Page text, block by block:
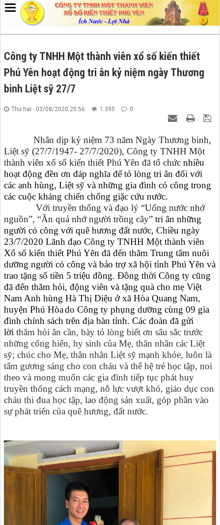
Công ty TNHH Một thành viên xổ số kiến thiết
Phú Yên hoạt động tri ân kỷ niệm ngày Thương
binh Liệt sỹ 27/7
Thứ hai - 03/08/2020 20:56 1.395 0
Nhân dịp kỷ niệm 73 năm Ngày Thương binh,
Liệt sỹ (27/7/1947- 27/7/2020), Công ty TNHH Một
thành viên xổ số kiến thiết Phú Yên đã tổ chức nhiều
hoạt động đền ơn đáp nghĩa để tỏ lòng tri ân đối với
các anh hùng, Liệt sỹ và những gia đình có công trong
các cuộc kháng chiến chống giặc cứu nước.
Với truyền thống và đạo lý “Uống nước nhớ
nguồn”, “Ăn quả nhớ người trồng cây” tri ân những
người có công với quê hương đất nước, Chiều ngày
23/7/2020 Lãnh đạo Công ty TNHH Một thành viên
Xổ số kiến thiết Phú Yên đã đến thăm Trung tâm nuôi
dưỡng người có công và bảo trợ xã hội tỉnh Phú Yên và
trao tặng số tiền 5 triệu đồng. Đồng thời Công ty cũng
đã đến thăm hỏi, động viên và tặng quà cho mẹ Việt
Nam Anh hùng Hà Thị Diệu ở xã Hòa Quang Nam,
huyện Phú Hòado Công ty phụng dưỡng cùng 09 gia
đình chính sách trên địa bàn tỉnh. Các đoàn đã gửi
lời thăm hỏi ân cần, bày tỏ lòng biết ơn sâu sắc trước
những cống hiến, hy sinh của Mẹ, thân nhân các Liệt
sỹ; chúc cho Mẹ, thân nhân Liệt sỹ mạnh khỏe, luôn là
tấm gương sáng cho con cháu và thế hệ trẻ học tập, noi
theo và mong muốn các gia đình tiếp tục phát huy
truyền thống cách mạng, nỗ lực vượt khó, giáo dục con
cháu thi đua học tập, lao động sản xuất, góp phần vào
sự phát triển của quê hương, đất nước.